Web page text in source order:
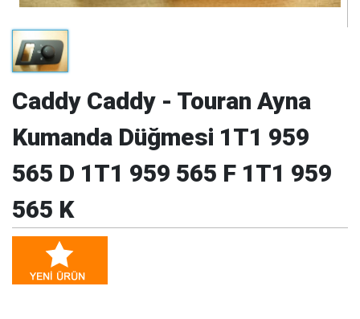
Caddy Caddy - Touran Ayna
Kumanda Düğmesi 1T1 959
565 D 1T1 959 565 F 1T1 959
565 K